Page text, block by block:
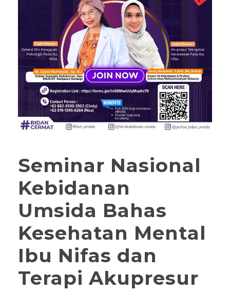
Seminar Nasional
Kebidanan
Umsida Bahas
Kesehatan Mental
Ibu Nifas dan
Terapi Akupresur